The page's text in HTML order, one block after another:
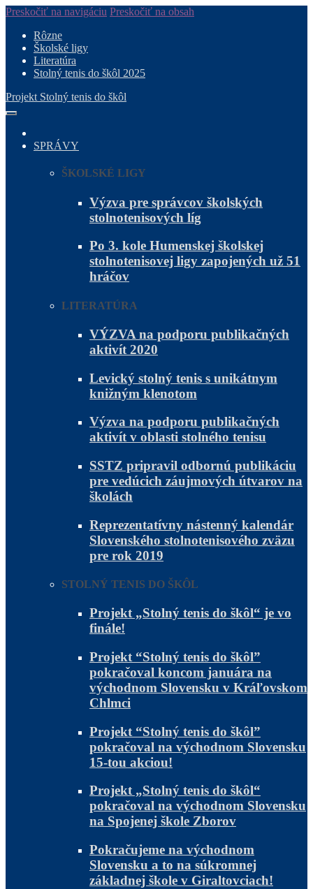
Preskočiť na navigáciu Preskočiť na obsah
Rôzne
Školské ligy
Literatúra
Stolný tenis do škôl 2025
Projekt Stolný tenis do škôl
SPRÁVY
ŠKOLSKÉ LIGY
Výzva pre správcov školských
stolnotenisových líg
Po 3. kole Humenskej školskej
stolnotenisovej ligy zapojených už 51
hráčov
LITERATÚRA
VÝZVA na podporu publikačných
aktivít 2020
Levický stolný tenis s unikátnym
knižným klenotom
Výzva na podporu publikačných
aktivít v oblasti stolného tenisu
SSTZ pripravil odbornú publikáciu
pre vedúcich záujmových útvarov na
školách
Reprezentatívny nástenný kalendár
Slovenského stolnotenisového zväzu
pre rok 2019
STOLNÝ TENIS DO ŠKÔL
Projekt „Stolný tenis do škôl“ je vo
finále!
Projekt “Stolný tenis do škôl”
pokračoval koncom januára na
východnom Slovensku v Kráľovskom
Chlmci
Projekt “Stolný tenis do škôl”
pokračoval na východnom Slovensku
15-tou akciou!
Projekt „Stolný tenis do škôl“
pokračoval na východnom Slovensku
na Spojenej škole Zborov
Pokračujeme na východnom
Slovensku a to na súkromnej
základnej škole v Giraltovciach!